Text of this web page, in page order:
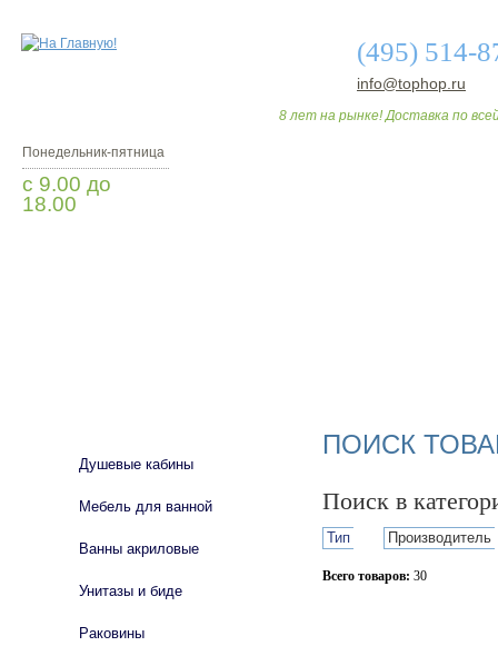
(495) 514-
info@tophop.ru
8 лет на рынке! Доставка по
Понедельник-пятница
с 9.00 до
18.00
ПОИСК
Поиск в
Тип Производитель
Всего товаров: 30
Душевые кабины
Мебель для ванной
Ванны акриловые
Унитазы и биде
Раковины